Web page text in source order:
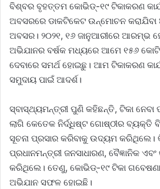
ବିଶ୍ବର ବୃହତ୍ତମ କୋଭିଡ୍‌-୧୯ ଟିକାକରଣ
ଅବସରରେ ଡାକଟିକେଟ ଉନ୍ମୋଚନ
ଅବସର। ୨୦୨୧, ୧୬ ଜାନୁଆରୀରେ ଆରମ୍ଭ
ଅଭିଯାନର ବର୍ଷକ ମଧ୍ୟରେ ଆମେ ୧୫୬
ଦେବାରେ ସମର୍ଥ ହୋଇଛୁ। ଆମ ଟିକାକରଣ
ସମୁଦାୟ ପାଇଁ ଆଦର୍ଶ।
ସ୍ବାସ୍ଥ୍ୟମନ୍ତ୍ରୀ ପୁଣି କହିଛନ୍ତି, ଟିକା ନେବା
ଲାଗି କେତେକ ନିର୍ଦ୍ଧିଷ୍ଟ ଗୋଷ୍ଠୀର ବ୍ୟକ୍ତି
ସୂଚନା ପ୍ରସାର କରିବାକୁ ଉଦ୍ୟମ କରିଥିଲେ।
ପ୍ରଧାନମନ୍ତ୍ରୀ ଜନସାଧାରଣ, ବୈଜ୍ଞାନିକ
କରିଥିଲେ। ତେଣୁ, କୋଭିଡ୍‌-୧୯ ଟିକା
ଅଭିଯାନ ସଫଳ ହୋଇଛି।